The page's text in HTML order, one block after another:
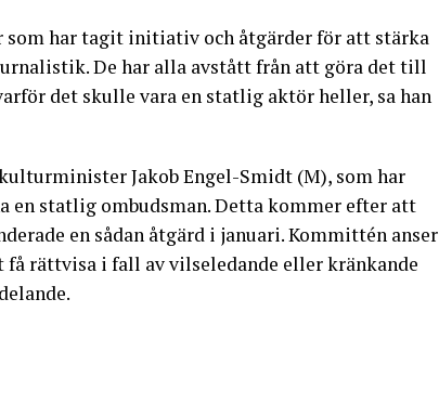
som har tagit initiativ och åtgärder för att stärka
De har alla avstått från att göra det till
det skulle vara en statlig aktör heller, sa han
Jakob Engel-Smidt (M), som har
en statlig ombudsman. Detta kommer efter att
en sådan åtgärd i januari. Kommittén anser
rättvisa i fall av vilseledande eller kränkande